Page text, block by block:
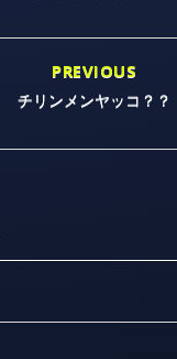
PREVIOUS
チリンメンヤッコ？？